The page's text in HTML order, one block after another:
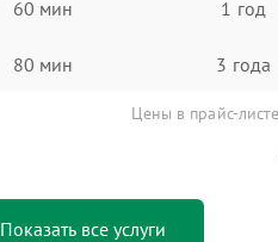
60 мин 1 год
80 мин 3 года
Цены в прайс-
Показать все услуги